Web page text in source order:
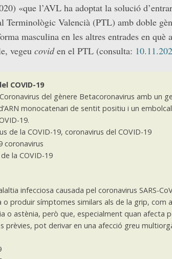
«que l’AVL ha adoptat la solució
Terminològic Valencià (PTL) amb doble
masculina en les altres entrades en què
vegeu coviden el PTL (consulta:
COVID-19
Coronavirus del gènere Betacoronavirus amb un
monocatenari de sentit positiu i un
19.
de la COVID-19, coronavirus del COVID-19
coronavirus
la COVID-19
infecciosa causada pel coronavirus SARS-
produir símptomes similars als de la grip, com
o astènia, però que, especialment quan afecta
prèvies, pot derivar en una afecció greu